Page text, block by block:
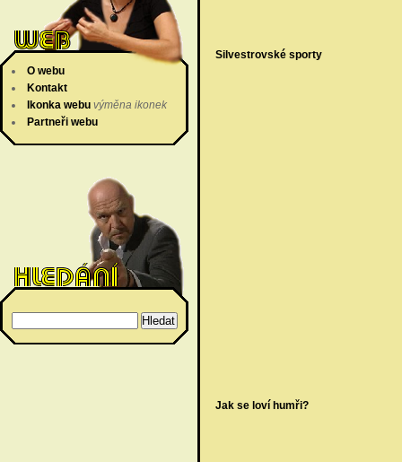
O webu
Kontakt
Ikonka webu výměna ikonek
Partneři webu
Silvestrovské sporty
Jak se loví humři?